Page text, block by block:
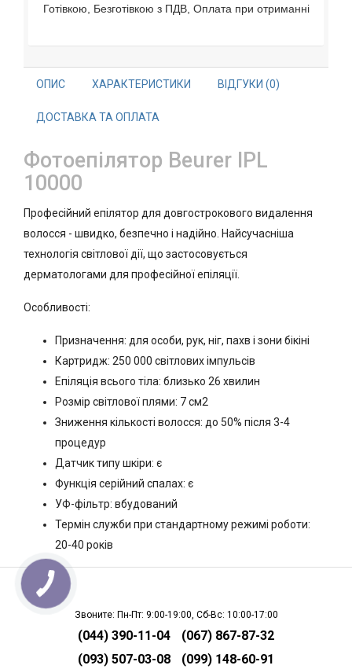
Готівкою, Безготівкою з ПДВ, Оплата при отриманні
ОПИС ХАРАКТЕРИСТИКИ ВІДГУКИ (0)
ДОСТАВКА ТА ОПЛАТА
Фотоепілятор Beurer IPL
10000
Професійний епілятор для довгострокового видалення
волосся - швидко, безпечно і надійно. Найсучасніша
технологія світлової дії, що застосовується
дерматологами для професійної епіляції.
Особливості:
Призначення: для особи, рук, ніг, пахв і зони бікіні
Картридж: 250 000 світлових імпульсів
Епіляція всього тіла: близько 26 хвилин
Розмір світлової плями: 7 см2
Зниження кількості волосся: до 50% після 3-4
процедур
Датчик типу шкіри: є
Функція серійний спалах: є
УФ-фільтр: вбудований
Термін служби при стандартному режимі роботи:
20-40 років
Звоните: Пн-Пт: 9:00-19:00, Сб-Вс: 10:00-17:00
(044) 390-11-04
(067) 867-87-32
(093) 507-03-08
(099) 148-60-91